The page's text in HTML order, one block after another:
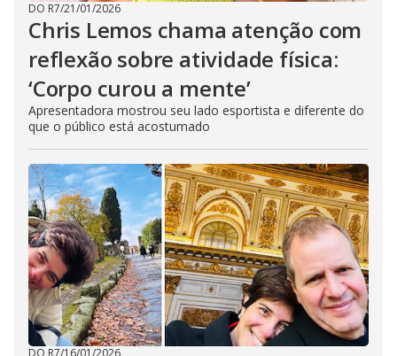
DO R7/21/01/2026
Chris Lemos chama atenção com
reflexão sobre atividade física:
‘Corpo curou a mente’
Apresentadora mostrou seu lado esportista e diferente do
que o público está acostumado
DO R7/16/01/2026